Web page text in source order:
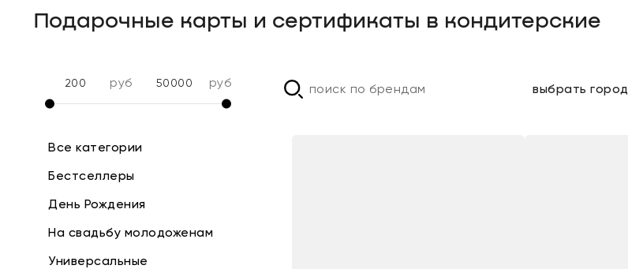
Подарочные карты и сертификаты в кондитерские
руб руб выбрать город
Все категории
Бестселлеры
День Рождения
На свадьбу молодоженам
Универсальные